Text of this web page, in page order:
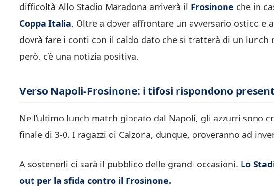
difficoltà Allo Stadio Maradona arriverà il Frosinone che in
Coppa Italia. Oltre a dover affrontare un avversario ostico e
dovrà fare i conti con il caldo dato che si tratterà di un lunch
però, c’è una notizia positiva.
Verso Napoli-Frosinone: i tifosi rispondono
Nell’ultimo lunch match giocato dal Napoli, gli azzurri sono
finale di 3-0. I ragazzi di Calzona, dunque, proveranno ad
A sostenerli ci sarà il pubblico delle grandi occasioni. Lo
out per la sfida contro il Frosinone.